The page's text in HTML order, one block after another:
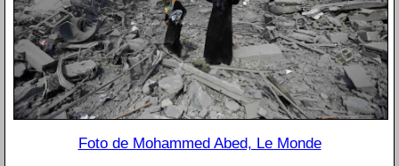
Foto de Mohammed Abed, Le Monde